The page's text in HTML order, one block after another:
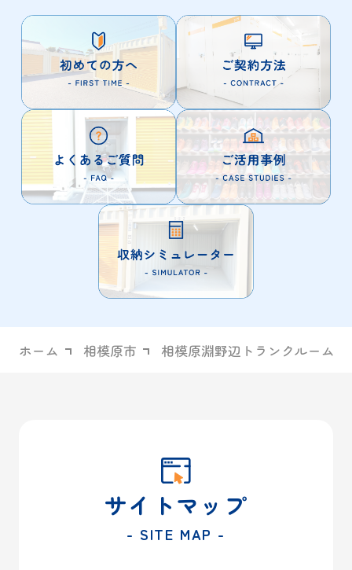
ホーム 相模原市 相模原淵野辺トランクルーム
サイトマップ
- SITE MAP -